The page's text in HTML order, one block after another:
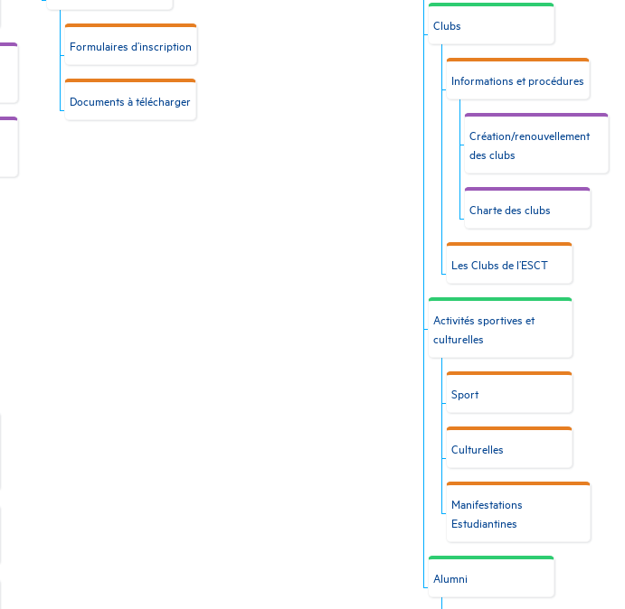
Formulaires d’inscription
Documents à télécharger
Clubs
Informations et procédures
Création/renouvellement
des clubs
Charte des clubs
Les Clubs de l’ESCT
Activités sportives et
culturelles
Sport
Culturelles
Manifestations
Estudiantines
Alumni